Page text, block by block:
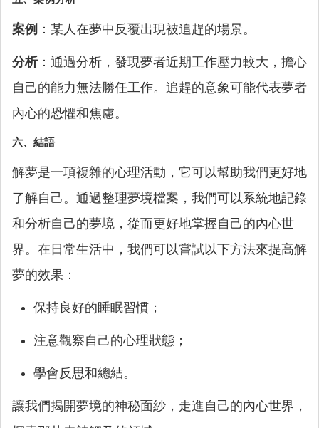
案例 ：某人在夢中反覆出現被追趕的場景。
分析：通過分析，發現夢者近期工作壓力較大，擔心
自己的能力無法勝任工作。追趕的意象可能代表夢者
內心的恐懼和焦慮。
六、結語
解夢是一項複雜的心理活動，它可以幫助我們更好地
了解自己。通過整理夢境檔案，我們可以系統地記錄
和分析自己的夢境，從而更好地掌握自己的內心世
界。在日常生活中，我們可以嘗試以下方法來提高解
夢的效果：
保持良好的睡眠習慣；
注意觀察自己的心理狀態；
學會反思和總結。
讓我們揭開夢境的神秘面紗，走進自己的內心世界，